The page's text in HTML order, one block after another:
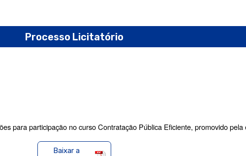
Processo Licitatório
para participação no curso Contratação Pública Eficiente, promovido
Baixar a